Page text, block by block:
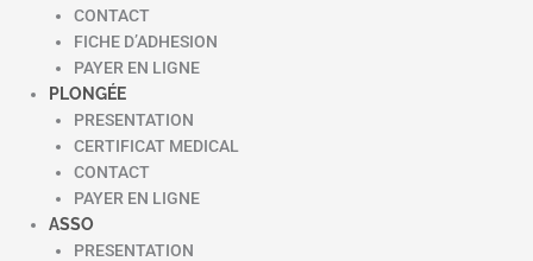
CONTACT
FICHE D’ADHESION
PAYER EN LIGNE
PLONGÉE
PRESENTATION
CERTIFICAT MEDICAL
CONTACT
PAYER EN LIGNE
ASSO
PRESENTATION